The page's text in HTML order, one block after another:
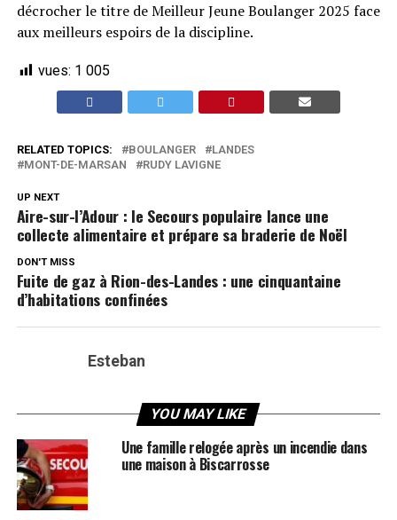
décrocher le titre de Meilleur Jeune Boulanger 2025 face
aux meilleurs espoirs de la discipline.
vues: 1 005
RELATED TOPICS: BOULANGER
LANDES
MONT-DE-MARSAN
RUDY LAVIGNE
UP NEXT
Aire-sur-l’Adour : le Secours populaire lance une
collecte alimentaire et prépare sa braderie de Noël
DON'T MISS
Fuite de gaz à Rion-des-Landes : une cinquantaine
d’habitations confinées
Esteban
YOU MAY LIKE
Une famille relogée après un incendie dans
une maison à Biscarrosse